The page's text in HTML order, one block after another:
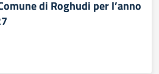
di Roghudi per l’anno